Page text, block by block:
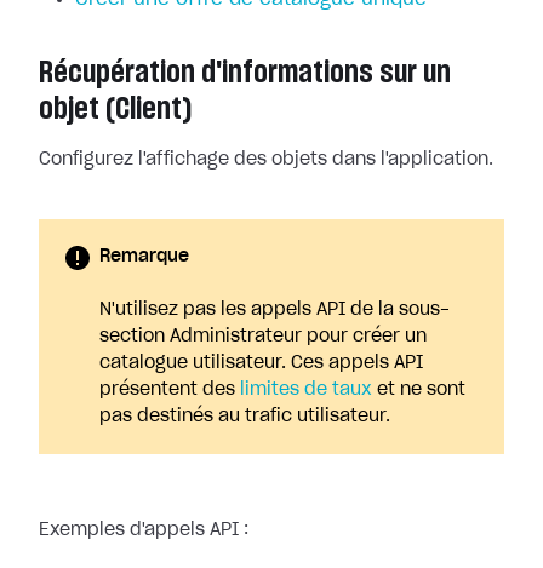
Récupération d'informations sur un
objet (Client)
Configurez l'affichage des objets dans l'application.
Remarque
N'utilisez pas les appels API de la sous-
section Administrateur pour créer un
catalogue utilisateur. Ces appels API
présentent des
limites de taux et ne sont
pas destinés au trafic utilisateur.
Exemples d'appels API :